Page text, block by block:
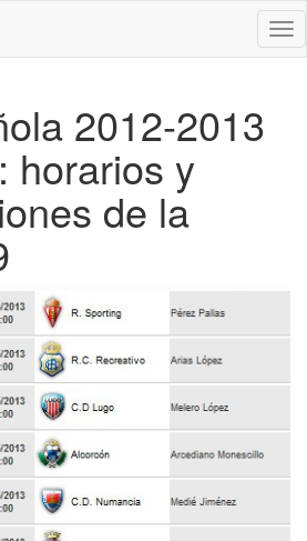
2012-2013
horarios y
de la